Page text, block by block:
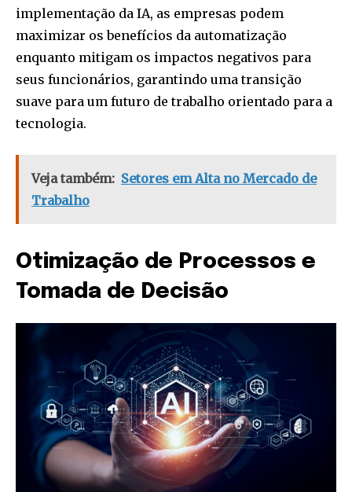
implementação da IA, as empresas podem
maximizar os benefícios da automatização
enquanto mitigam os impactos negativos para
seus funcionários, garantindo uma transição
suave para um futuro de trabalho orientado para a
tecnologia.
Veja também: Setores em Alta no Mercado de
Trabalho
Otimização de Processos e
Tomada de Decisão